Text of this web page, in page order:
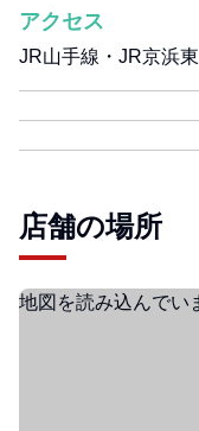
アクセス
JR山手線・JR京浜
店舗の場所
地図を読み込んでい